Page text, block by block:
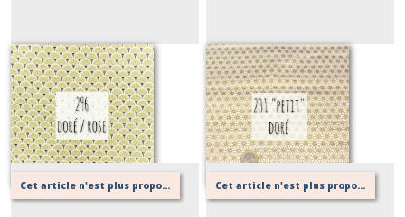
296 or
Sur demande
231 "petit" or
Sur demande
Cet article n'est plus proposé, retournez au menu principal ou contactez moi! Cet article n'est plus proposé, retournez au menu principal ou contactez moi!